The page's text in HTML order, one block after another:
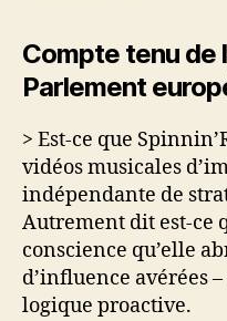
Compte tenu de
Parlement
> Est-ce que
vidéos musicales
indépendante de
Autrement dit est-ce
conscience qu’elle
d’influence avérées
logique proactive.